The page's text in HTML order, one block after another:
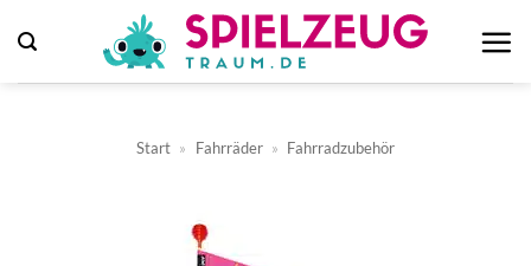
Inhalt
springen
Start » Fahrräder » Fahrradzubehör